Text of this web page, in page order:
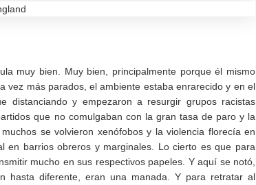
muy bien. Muy bien, principalmente porque él mismo
vez más parados, el ambiente estaba enrarecido y en el
distanciando y empezaron a resurgir grupos racistas
que no comulgaban con la gran tasa de paro y la
se volvieron xenófobos y la violencia florecía en
en barrios obreros y marginales. Lo cierto es que para
mucho en sus respectivos papeles. Y aquí se notó,
hasta diferente, eran una manada. Y para retratar al